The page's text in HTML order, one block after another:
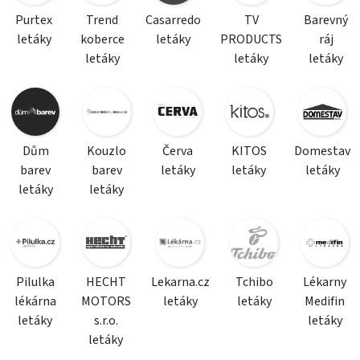
Purtex
letáky
Trend
koberce
letáky
Casarredo
letáky
TV
PRODUCTS
letáky
Barevný
ráj
letáky
Dům
barev
letáky
Kouzlo
barev
letáky
Červa
letáky
KITOS
letáky
Domestav
letáky
Pilulka
lékárna
letáky
HECHT
MOTORS
s.r.o.
letáky
Lekarna.cz
letáky
Tchibo
letáky
Lékarny
Medifin
letáky